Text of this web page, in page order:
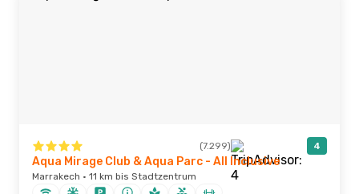
(7.299) 4
Aqua Mirage Club & Aqua Parc - All Inclusive
Marrakech · 11 km bis Stadtzentrum